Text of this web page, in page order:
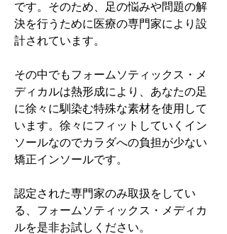
です。そのため、足の悩みや問題の解
決を行うために医療の専門家により設
計されています。
その中でもフォームソティックス・メ
ディカルは熱形成により、あなたの足
に徐々に馴染む特殊な素材を使用して
います。徐々にフィットしていくイン
ソールなのでカラダへの負担が少ない
矯正インソールです。
認定された専門家のみ取扱をしてい
る、フォームソティックス・メディカ
ルを是非お試しください。